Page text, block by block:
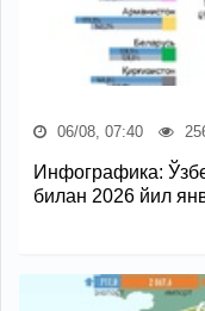
06/08, 07:40
Инфографика:
билан 2026 йил